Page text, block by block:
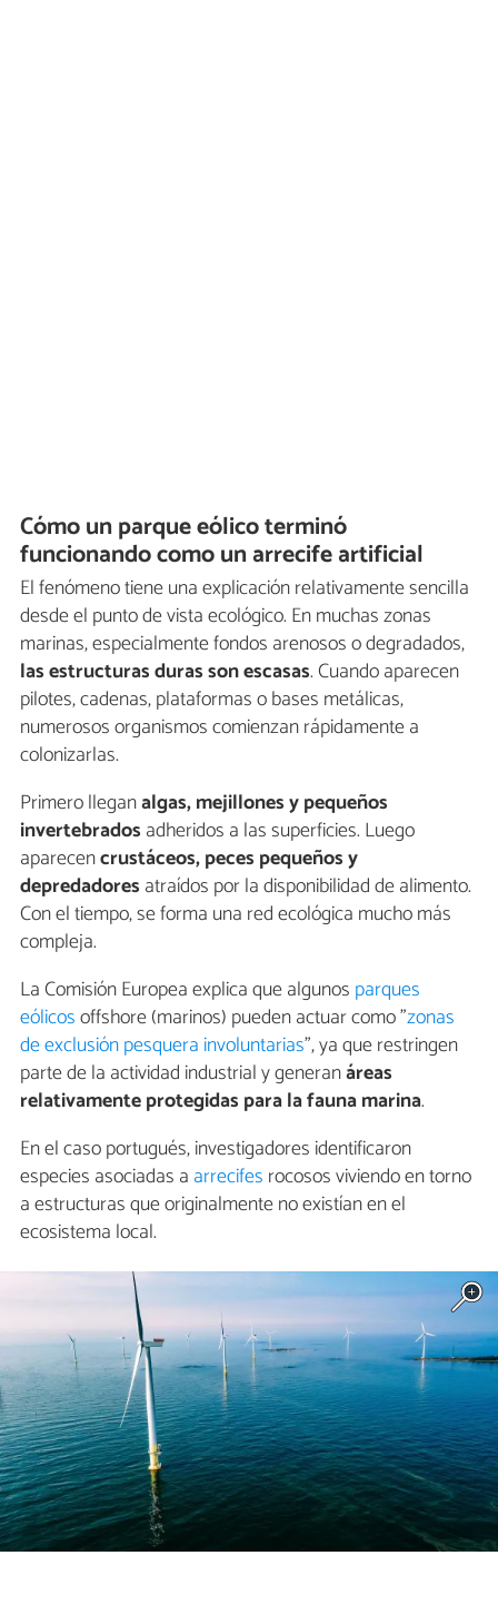
Cómo un parque eólico terminó
funcionando como un arrecife artificial
El fenómeno tiene una explicación relativamente sencilla
desde el punto de vista ecológico. En muchas zonas
marinas, especialmente fondos arenosos o degradados,
las estructuras duras son escasas. Cuando aparecen
pilotes, cadenas, plataformas o bases metálicas,
numerosos organismos comienzan rápidamente a
colonizarlas.
Primero lleganalgas, mejillones y pequeños
invertebrados adheridos a las superficies. Luego
aparecencrustáceos, peces pequeños y
depredadores atraídos por la disponibilidad de alimento.
Con el tiempo, se forma una red ecológica mucho más
compleja.
La Comisión Europea explica que algunos parques
eólicosoffshore (marinos) pueden actuar como "zonas
de exclusión pesquera involuntarias", ya que restringen
parte de la actividad industrial y generanáreas
relativamente protegidas para la fauna marina.
En el caso portugués, investigadores identificaron
especies asociadas a arrecifes rocosos viviendo en torno
a estructuras que originalmente no existían en el
ecosistema local.